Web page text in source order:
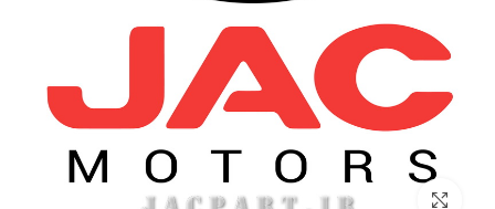
بزرگنمایی تصویر